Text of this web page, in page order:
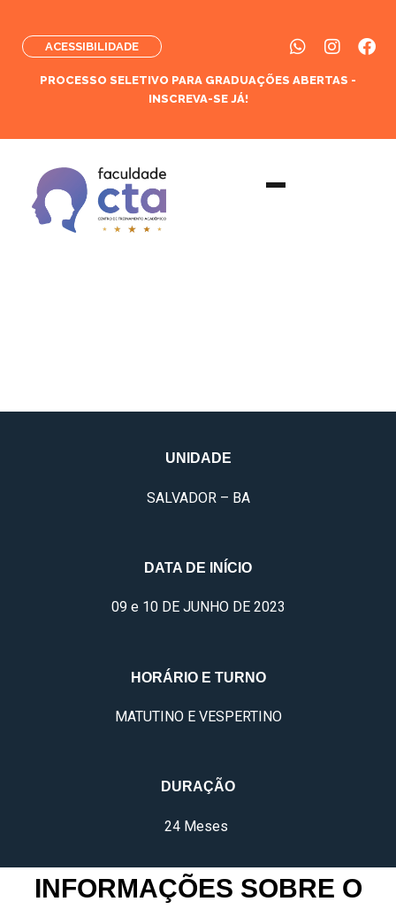
ACESSIBILIDADE
PROCESSO SELETIVO PARA GRADUAÇÕES ABERTAS -
INSCREVA-SE JÁ!
UNIDADE
SALVADOR – BA
DATA DE INÍCIO
09 e 10 DE JUNHO DE 2023
HORÁRIO E TURNO
MATUTINO E VESPERTINO
DURAÇÃO
24 Meses
INFORMAÇÕES SOBRE O